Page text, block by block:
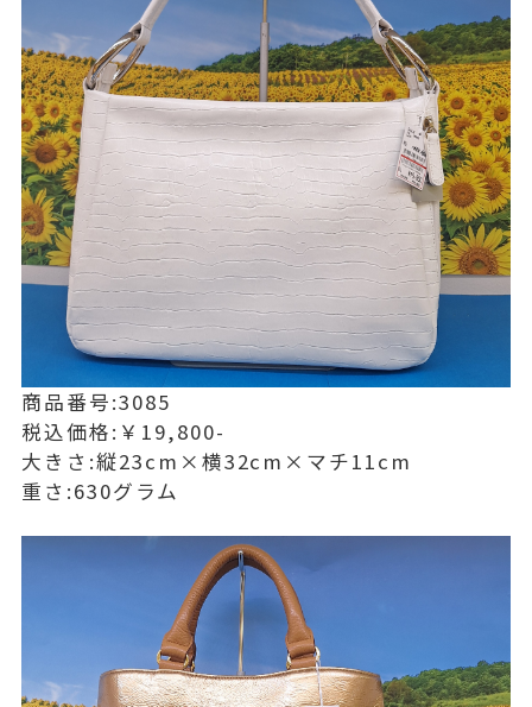
商品番号:3085
税込価格:￥19,800-
大きさ:縦23cm×横32cm×マチ11cm
重さ:630グラム